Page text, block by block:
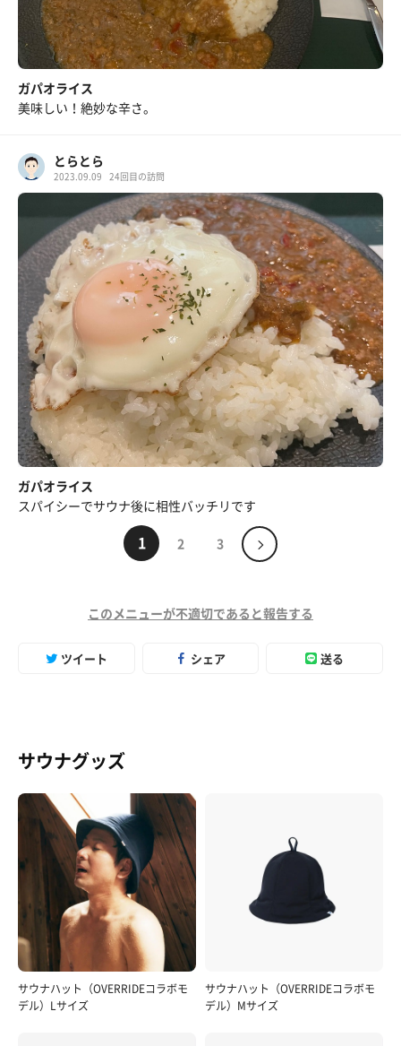
ガパオライス
美味しい！絶妙な辛さ。
とらとら
2023.09.09 24回目の訪問
ガパオライス
スパイシーでサウナ後に相性バッチリです
1 2 3
このメニューが不適切であると報告する
ツイート シェア 送る
サウナグッズ
サウナハット（OVERRIDEコラボモ
デル）Lサイズ
サウナハット（OVERRIDEコラボモ
デル）Mサイズ